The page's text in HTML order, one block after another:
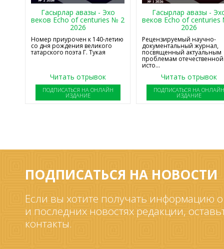
Гасырлар авазы - Эхо
веков Echo of centuries № 2
2026
Номер приурочен к 140-летию
со дня рождения великого
татарского поэта Г. Тукая
Читать отрывок
ПОДПИСАТЬСЯ НА ОНЛАЙН
ИЗДАНИЕ
Гасырлар авазы -
веков Echo of
2026
Рецензируемый научно-
документальный журнал,
посвященный актуальным
проблемам отечественной
исто...
Читать отрывок
ПОДПИСАТЬСЯ НА
ИЗДАНИЕ
ПОДПИСАТЬСЯ НА НОВОСТИ
Если вы хотите получать информацию
и последних новостях редакции,
контакты.